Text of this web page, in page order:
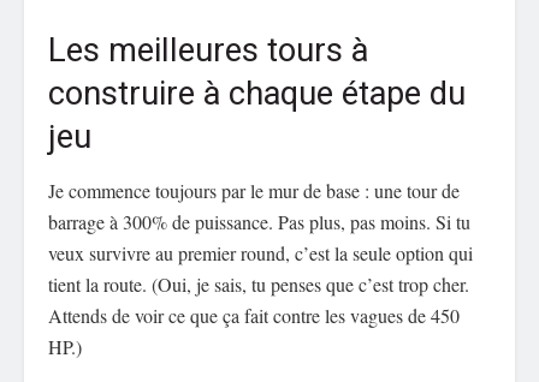
Les meilleures tours à
construire à chaque étape du
jeu
Je commence toujours par le mur de base : une tour de
barrage à 300% de puissance. Pas plus, pas moins. Si tu
veux survivre au premier round, c’est la seule option qui
tient la route. (Oui, je sais, tu penses que c’est trop cher.
Attends de voir ce que ça fait contre les vagues de 450
HP.)